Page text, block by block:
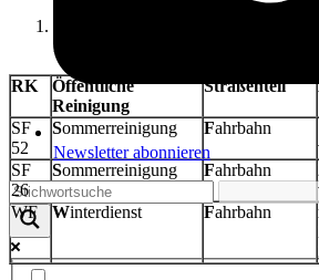
Newsletter abonnieren
Fassung:
RK
Öffentliche
Reinigung
Straßenteil
SF
52
Sommerreinigung Fahrbahn
SF
26
Sommerreinigung Fahrbahn
WF
Winterdienst Fahrbahn